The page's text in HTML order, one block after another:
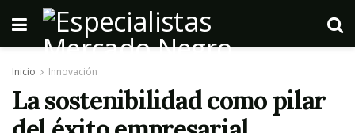
Inicio Innovación
La sostenibilidad como pilar